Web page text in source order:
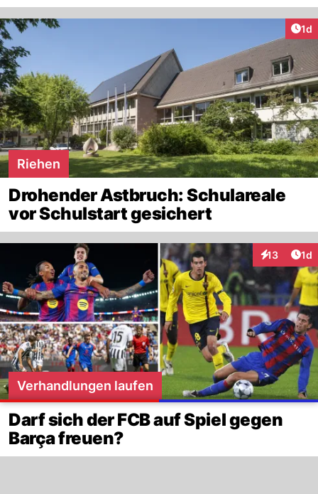
1d
Riehen
Drohender Astbruch: Schulareale
vor Schulstart gesichert
13 1d
Verhandlungen laufen
Darf sich der FCB auf Spiel gegen
Barça freuen?